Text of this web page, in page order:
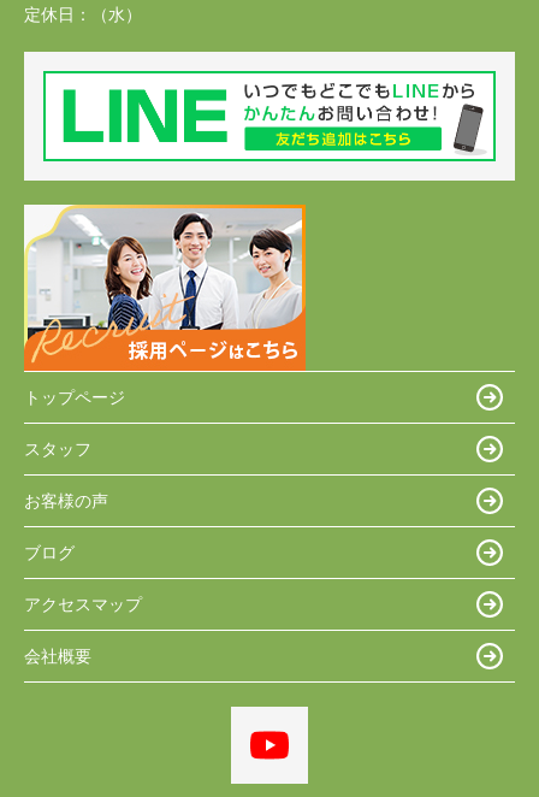
定休日：
（水）
トップページ
スタッフ
お客様の声
ブログ
アクセスマップ
会社概要